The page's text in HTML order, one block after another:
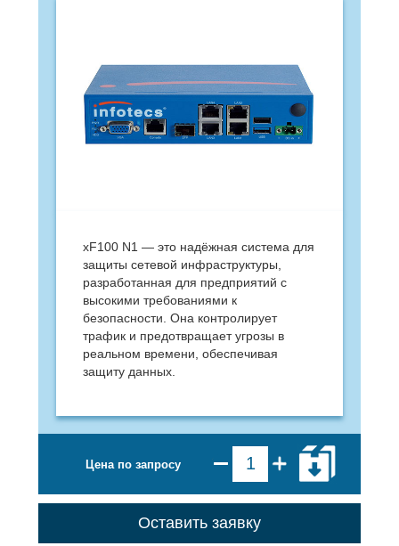
xF100 N1 — это надёжная система для
защиты сетевой инфраструктуры,
разработанная для предприятий с
высокими требованиями к
безопасности. Она контролирует
трафик и предотвращает угрозы в
реальном времени, обеспечивая
защиту данных.
Цена по запросу
Оставить заявку